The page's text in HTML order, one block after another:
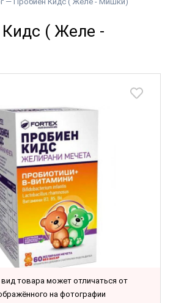
( Желе -
товара может отличаться от
на фотографии